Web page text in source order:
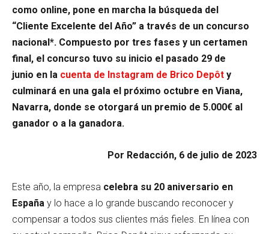
como online, pone en marcha la búsqueda del
“Cliente Excelente del Año” a través de un concurso
nacional*. Compuesto por tres fases y un certamen
final, el concurso tuvo su inicio el pasado 29 de
junio en la cuenta de Instagram de Brico Depôt y
culminará en una gala el próximo octubre en Viana,
Navarra, donde se otorgará un premio de 5.000€ al
ganador o a la ganadora.
Por Redacción, 6 de julio de 2023
Este año, la empresa celebra su 20 aniversario en
España y lo hace a lo grande buscando reconocer y
compensar a todos sus clientes más fieles. En línea con